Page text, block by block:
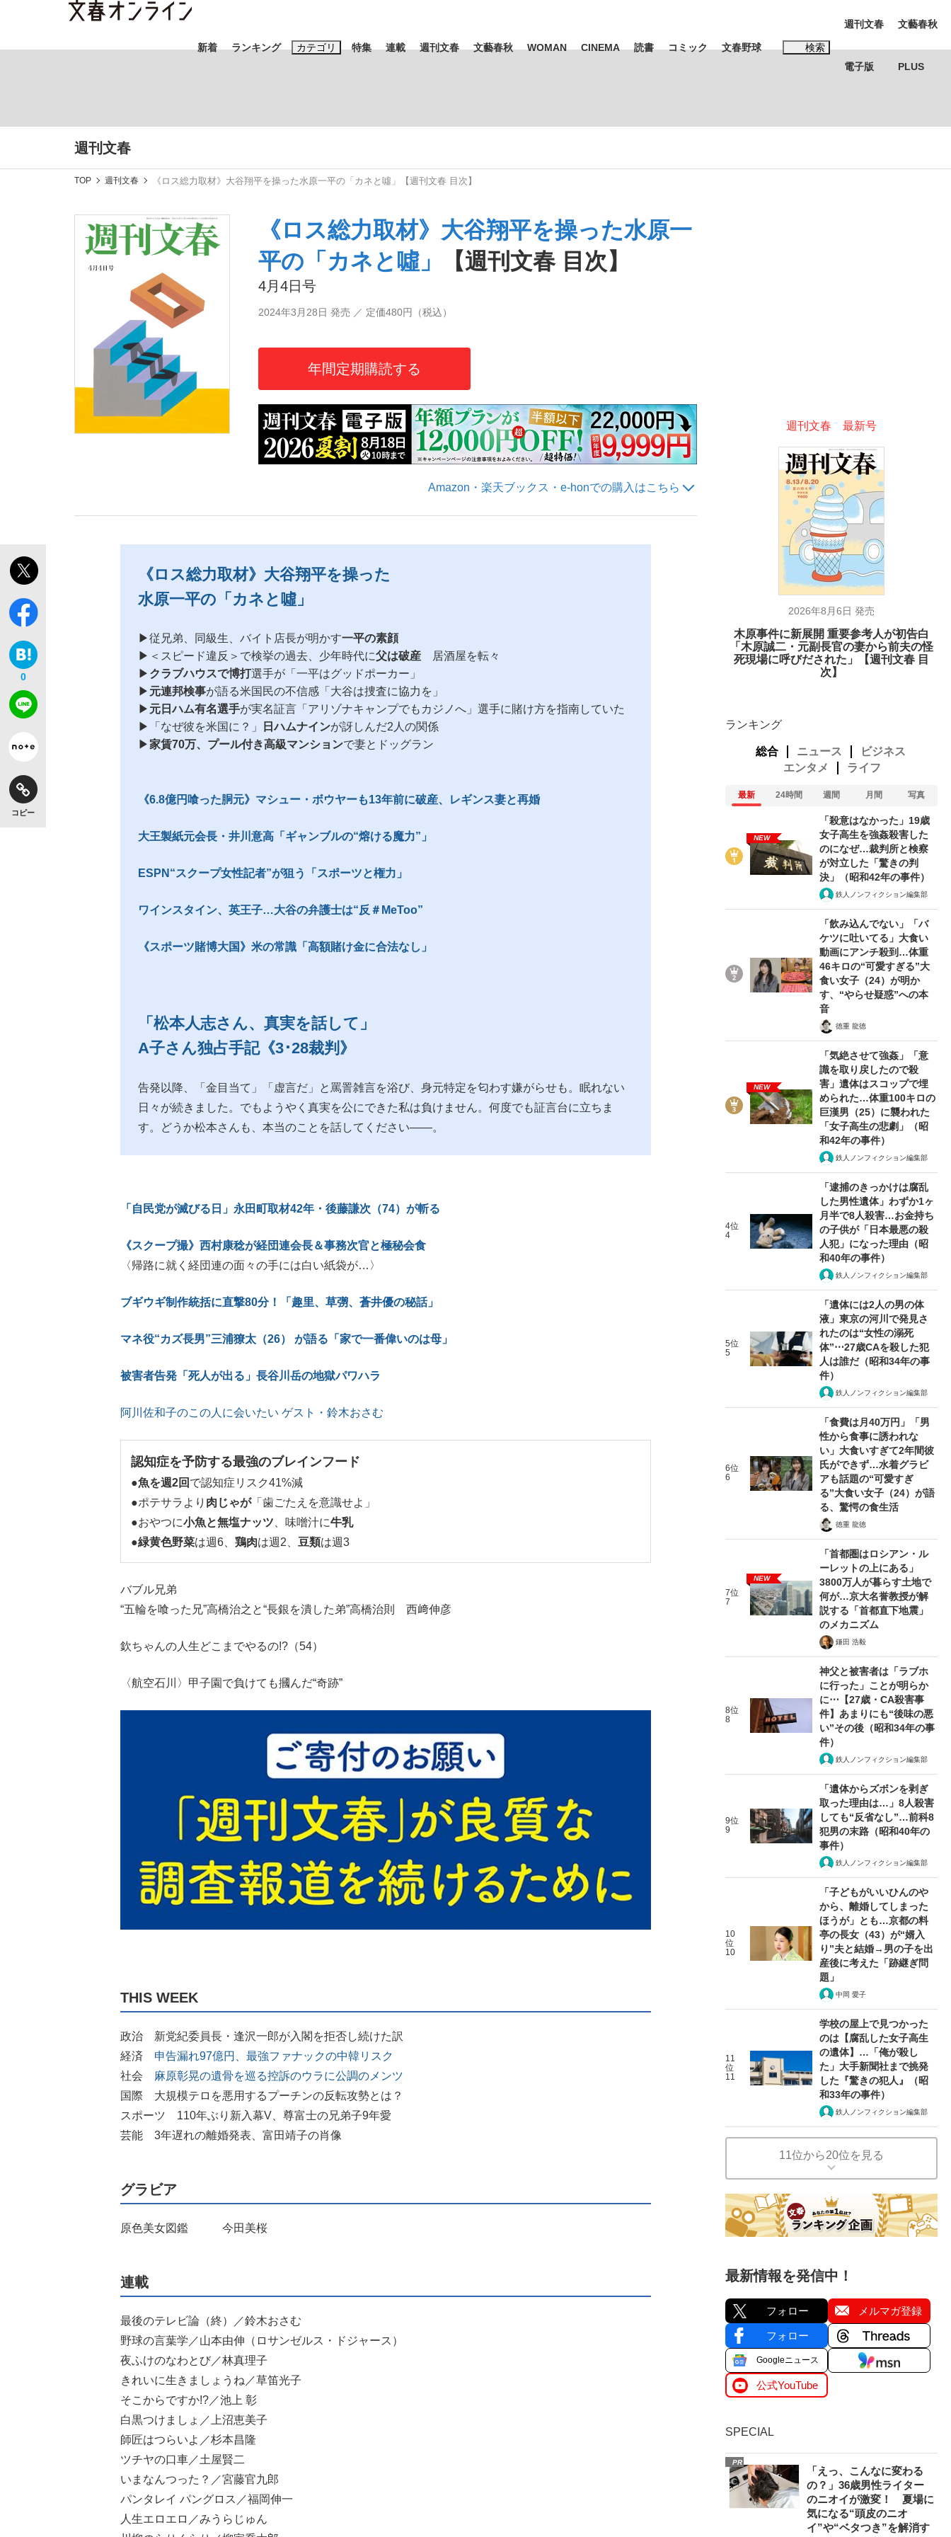
新着 ランキング カテゴリ
「90%は失敗する。でも…」本田圭佑が初めて明かした日本代表監督に... 「最悪の空気のまま解散」WBC日本代表“敗戦”の真実 選手が明かす...
「敗因分析は一切聞かれなかった」侍ジャパン選手が証言した“NPB聞... 「クマが悪者扱いされているのが悲しい」『北の国から』倉本聰氏（91...
もっと見る
特集 連載 週刊文春 文藝春秋 WOMAN CINEMA 読書 コミック 文春野球 検索
#藤田晋 #三山凌輝 #高市早苗 #後藤真希 #森岡毅 #城彰二 #内田有紀
#松田聖子
週刊文春
電子版
文藝春秋
PLUS
週刊文春
TOP 週刊文春 《ロス総力取材》大谷翔平を操った水原一平の「カネと噓」【週刊文春 目次】
《ロス総力取材》大谷翔平を操った水原一
平の「カネと噓」
【週刊文春 目次】
4月4日号
2024年3月28日 発売 ／ 定価480円（税込）
年間定期購読する
Amazon・楽天ブックス・e-honでの購入はこちら
0
コピー
《ロス総力取材》大谷翔平を操った
水原一平の「カネと噓」
▶︎従兄弟、同級生、バイト店長が明かす一平の素顔
▶︎＜スピード違反＞で検挙の過去、少年時代に父は破産 居酒屋を転々
▶︎ クラブハウスで博打選手が「一平はグッドポーカー」
▶︎ 元連邦検事が語る米国民の不信感「大谷は捜査に協力を」
▶︎ 元日ハム有名選手が実名証言「アリゾナキャンプでもカジノへ」選手に賭け方を指南していた
▶︎「なぜ彼を米国に？」
日ハムナインが訝しんだ2人の関係
▶︎家賃70万、プール付き高級マンションで妻とドッグラン
《6.8億円喰った胴元》マシュー・ボウヤーも13年前に破産、レギンス妻と再婚
大王製紙元会長・井川意高「ギャンブルの“熔ける魔力”」
ESPN“スクープ女性記者”が狙う「スポーツと権力」
ワインスタイン、英王子…大谷の弁護士は“反＃MeToo”
《スポーツ賭博大国》米の常識「高額賭け金に合法なし」
「松本人志さん、真実を話して」
A子さん独占手記《3･28裁判》
告発以降、「金目当て」「虚言だ」と罵詈雑言を浴び、身元特定を匂わす嫌がらせも。眠れない
日々が続きました。でもようやく真実を公にできた私は負けません。何度でも証言台に立ちま
す。どうか松本さんも、本当のことを話してください――。
「自民党が滅びる日」永田町取材42年・後藤謙次（74）が斬る
《スクープ撮》西村康稔が経団連会長＆事務次官と極秘会食
〈帰路に就く経団連の面々の手には白い紙袋が…〉
ブギウギ制作統括に直撃80分！「趣里、草彅、蒼井優の秘話」
マネ役“カズ長男”三浦獠太（26） が語る「家で一番偉いのは母」
被害者告発「死人が出る」長谷川岳の地獄パワハラ
阿川佐和子のこの人に会いたい ゲスト・鈴木おさむ
認知症を予防する最強のブレインフード
●魚を週2回 で認知症リスク41%減
●ポテサラより 肉じゃが「歯ごたえを意識せよ」
●おやつに小魚と無塩ナッツ 、味噌汁に牛乳
●緑黄色野菜は週6、 鶏肉は週2、 豆類は週3
バブル兄弟
“五輪を喰った兄”高橋治之と“長銀を潰した弟”高橋治則 西﨑伸彦
欽ちゃんの人生どこまでやるの!?（54）
〈航空石川〉甲子園で負けても摑んだ“奇跡”
THIS WEEK
政治 新党紀委員長・逢沢一郎が入閣を拒否し続けた訳
経済 申告漏れ97億円、最強ファナックの中韓リスク
社会 麻原彰晃の遺骨を巡る控訴のウラに公調のメンツ
国際 大規模テロを悪用するプーチンの反転攻勢とは？
スポーツ 110年ぶり新入幕V、尊富士の兄弟子9年愛
芸能 3年遅れの離婚発表、富田靖子の肖像
グラビア
原色美女図鑑 今田美桜
連載
最後のテレビ論（終）／鈴木おさむ
野球の言葉学／山本由伸（ロサンゼルス・ドジャース）
夜ふけのなわとび／林真理子
きれいに生きましょうね／草笛光子
そこからですか!?／池上 彰
白黒つけましょ／上沼恵美子
師匠はつらいよ／杉本昌隆
ツチヤの口車／土屋賢二
いまなんつった？／宮藤官九郎
パンタレイ パングロス／福岡伸一
人生エロエロ／みうらじゅん
週刊文春 最新号
2026年8月6日 発売
木原事件に新展開 重要参考人が初告白
「木原誠二・元副長官の妻から前夫の怪
死現場に呼びだされた」【週刊文春 目
次】
ランキング
総合 ニュース
ビジネス
エンタメ
ライフ
最新 24時間 週間 月間 写真
NEW
「殺意はなかった」19歳
女子高生を強姦殺害した
のになぜ…裁判所と検察
が対立した「驚きの判
決」（昭和42年の事件）
鉄人ノンフィクション編集部
「飲み込んでない」「バ
ケツに吐いてる」大食い
動画にアンチ殺到…体重
46キロの“可愛すぎる”大
食い女子（24）が明か
す、“やらせ疑惑”への本
音
徳重 龍徳
NEW
「気絶させて強姦」「意
識を取り戻したので殺
害」遺体はスコップで埋
められた…体重100キロの
巨漢男（25）に襲われた
「女子高生の悲劇」（昭
和42年の事件）
鉄人ノンフィクション編集部
4位
4
「逮捕のきっかけは腐乱
した男性遺体」わずか1ヶ
月半で8人殺害…お金持ち
の子供が「日本最悪の殺
人犯」になった理由（昭
和40年の事件）
鉄人ノンフィクション編集部
5位
5
「遺体には2人の男の体
液」東京の河川で発見さ
れたのは“女性の溺死
体”⋯27歳CAを殺した犯
人は誰だ（昭和34年の事
件）
鉄人ノンフィクション編集部
6位
6
「食費は月40万円」「男
性から食事に誘われな
い」大食いすぎて2年間彼
氏ができず…水着グラビ
アも話題の“可愛すぎ
る”大食い女子（24）が語
る、驚愕の食生活
徳重 龍徳
7位
7
NEW
「首都圏はロシアン・ル
ーレットの上にある」
3800万人が暮らす土地で
何が…京大名誉教授が解
説する「首都直下地震」
のメカニズム
鎌田 浩毅
8位
8
神父と被害者は「ラブホ
に行った」ことが明らか
に⋯【27歳・CA殺害事
件】あまりにも“後味の悪
い”その後（昭和34年の事
件）
鉄人ノンフィクション編集部
9位
9
「遺体からズボンを剥ぎ
取った理由は…」8人殺害
しても“反省なし”…前科8
犯男の末路（昭和40年の
事件）
鉄人ノンフィクション編集部
10
位
10
「子どもがいいひんのや
から、離婚してしまった
ほうが」とも…京都の料
亭の長女（43）が“婿入
り”夫と結婚→男の子を出
産後に考えた「跡継ぎ問
題」
中岡 愛子
11
位
11
学校の屋上で見つかった
のは【腐乱した女子高生
の遺体】…「俺が殺し
た」大手新聞社まで挑発
した『驚きの犯人』（昭
和33年の事件）
鉄人ノンフィクション編集部
11位から20位を見る
最新情報を発信中！
フォロー メルマガ登録
フォロー
Googleニュース
公式YouTube
SPECIAL
PR
「えっ、こんなに変わる
の？」36歳男性ライター
のニオイが激変！ 夏場に
気になる“頭皮のニオ
イ”や“ベタつき”を解消す